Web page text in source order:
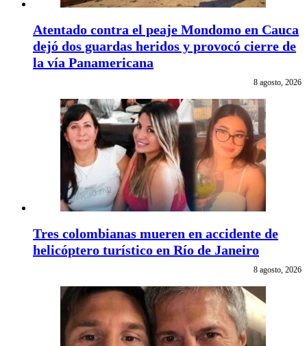
Atentado contra el peaje Mondomo en Cauca
dejó dos guardas heridos y provocó cierre de
la vía Panamericana
8 agosto, 2026
Tres colombianas mueren en accidente de
helicóptero turístico en Río de Janeiro
8 agosto, 2026